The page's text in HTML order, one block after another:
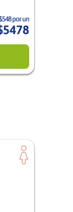
por un
5478